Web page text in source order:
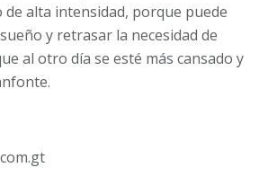
alta intensidad, porque puede
y retrasar la necesidad de
al otro día se esté más cansado y